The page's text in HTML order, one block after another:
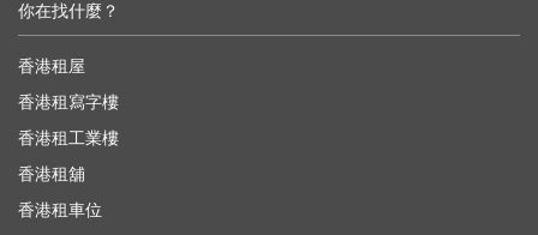
你在找什麼？
香港租屋
香港租寫字樓
香港租工業樓
香港租舖
香港租車位